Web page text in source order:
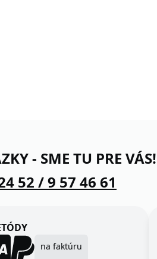
- SME TU PRE VÁS!
52 / 9 57 46 61
na faktúru